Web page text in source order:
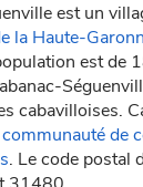
est un
la Haute-
est de
cabavilloises.
communauté de
. Le code postal